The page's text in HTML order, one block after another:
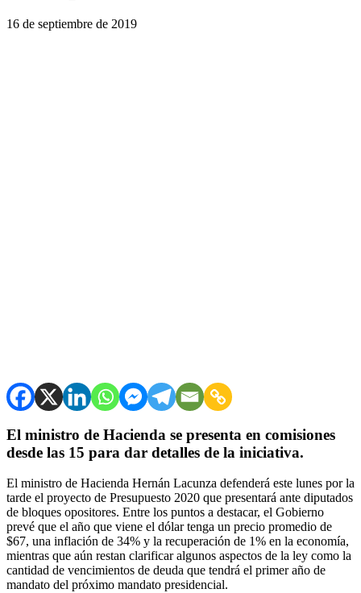
16 de septiembre de 2019
El ministro de Hacienda se presenta en comisiones
desde las 15 para dar detalles de la iniciativa.
El ministro de Hacienda Hernán Lacunza defenderá este lunes por la
tarde el proyecto de Presupuesto 2020 que presentará ante diputados
de bloques opositores. Entre los puntos a destacar, el Gobierno
prevé que el año que viene el dólar tenga un precio promedio de
$67, una inflación de 34% y la recuperación de 1% en la economía,
mientras que aún restan clarificar algunos aspectos de la ley como la
cantidad de vencimientos de deuda que tendrá el primer año de
mandato del próximo mandato presidencial.